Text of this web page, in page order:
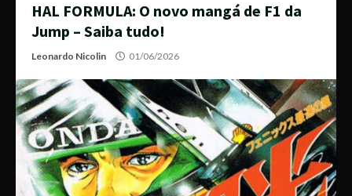
HAL FORMULA: O novo mangá de F1 da
Jump – Saiba tudo!
Leonardo Nicolin 01/06/2026